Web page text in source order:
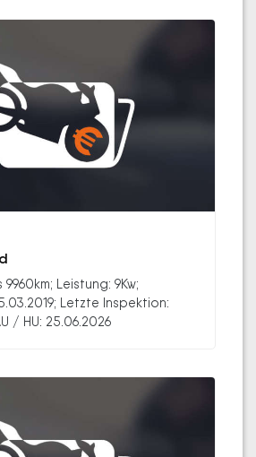
Leistung: 9Kw;
Letzte Inspektion:
/ HU: 25.06.2026